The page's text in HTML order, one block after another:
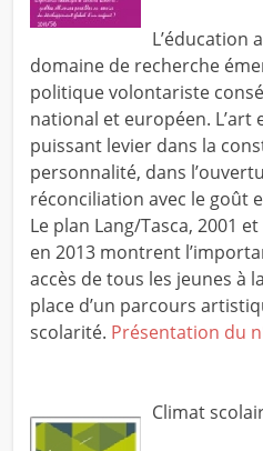
L’éducation
domaine de recherche
politique volontariste
national et européen. L’art
puissant levier dans la
personnalité, dans
réconciliation avec le goût
Le plan Lang/Tasca, 2001
en 2013 montrent
accès de tous les jeunes à
place d’un parcours
scolarité. Présentation du
Climat